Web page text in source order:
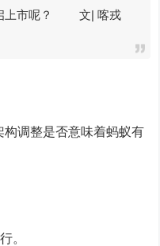
启上市呢？ 文| 喀戎
构调整是否意味着蚂蚁有
。